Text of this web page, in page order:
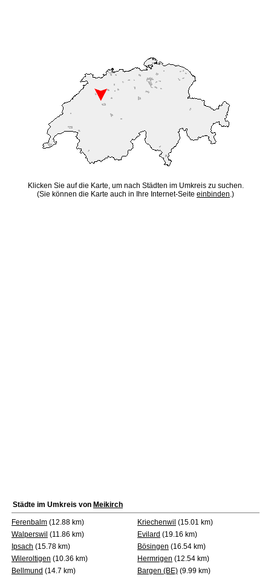
Klicken Sie auf die Karte, um nach Städten im Umkreis zu suchen.
(Sie können die Karte auch in Ihre Internet-Seite einbinden.)
Städte im Umkreis von Meikirch
Ferenbalm (12.88 km) Kriechenwil (15.01 km)
Walperswil (11.86 km) Evilard (19.16 km)
Ipsach (15.78 km) Bösingen (16.54 km)
Wileroltigen (10.36 km) Hermrigen (12.54 km)
Bellmund (14.7 km) Bargen (BE) (9.99 km)